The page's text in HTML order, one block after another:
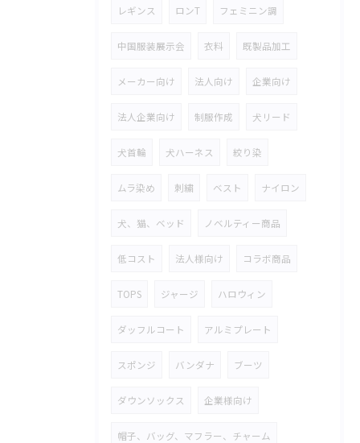
レギンス ロンT フェミニン調
中国服装展示会 衣料 既製品加工
メーカー向け 法人向け 企業向け
法人企業向け 制服作成 犬リード
犬首輪 犬ハーネス 絞り染
ムラ染め 刺繍 ベスト ナイロン
犬、猫、ベッド ノベルティー商品
低コスト 法人様向け コラボ商品
TOPS ジャージ ハロウィン
ダッフルコート アルミプレート
スポンジ バンダナ ブーツ
ダウンソックス 企業様向け
帽子、バッグ、マフラー、チャーム